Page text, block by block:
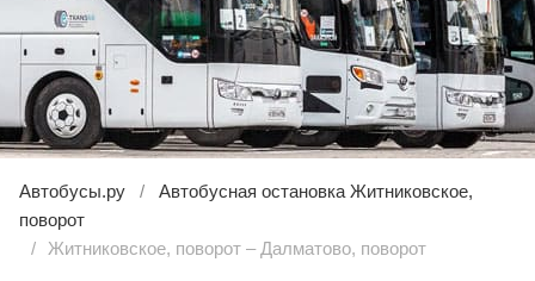
Автобусы.ру
Автобусная остановка Житниковское,
поворот
Житниковское, поворот – Далматово, поворот